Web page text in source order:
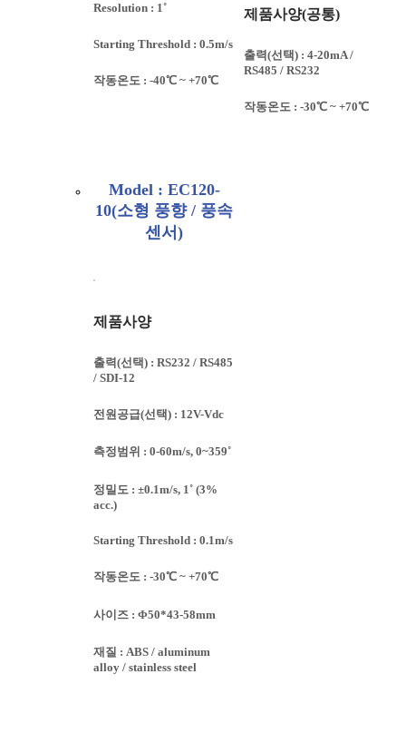
Resolution : 1˚
Starting Threshold : 0.5m/s
작동온도 : -40℃ ~ +70℃
제품사양(공통)
출력(선택) : 4-20mA /
RS485 / RS232
작동온도 : -30℃ ~ +70℃
Model : EC120-
10(소형 풍향 / 풍속
센서)
제품사양
출력(선택) : RS232 / RS485
/ SDI-12
전원공급(선택) : 12V-Vdc
측정범위 : 0-60m/s, 0~359˚
정밀도 : ±0.1m/s, 1˚ (3%
acc.)
Starting Threshold : 0.1m/s
작동온도 : -30℃ ~ +70℃
사이즈 : Φ50*43-58mm
재질 : ABS / aluminum
alloy / stainless steel